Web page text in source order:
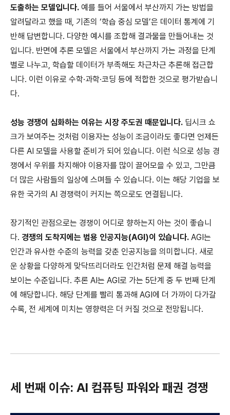
도출하는 모델입니다. 예를 들어 서울에서 부산까지 가는 방법을
알려달라고 했을 때, 기존의 ‘학습 중심 모델’은 데이터 통계에 기
반해 답변합니다. 다양한 예시를 조합해 결과물을 만들어내는 것
입니다. 반면에 추론 모델은 서울에서 부산까지 가는 과정을 단계
별로 나누고, 학습할 데이터가 부족해도 차근차근 추론해 접근합
니다. 이런 이유로 수학·과학·코딩 등에 적합한 것으로 평가받습니
다.
성능 경쟁이 심화하는 이유는 시장 주도권 때문입니다. 딥시크 쇼
크가 보여주는 것처럼 이용자는 성능이 조금이라도 좋다면 언제든
다른 AI 모델을 사용할 준비가 되어 있습니다. 이런 식으로 성능 경
쟁에서 우위를 차지해야 이용자를 많이 끌어모을 수 있고, 그만큼
더 많은 사람들의 일상에 스며들 수 있습니다. 이는 해당 기업을 보
유한 국가의 AI 경쟁력이 커지는 쪽으로도 연결됩니다.
장기적인 관점으로는 경쟁이 어디로 향하는지 아는 것이 좋습니
다. 경쟁의 도착지에는 범용 인공지능(AGI)이 있습니다. AGI는
인간과 유사한 수준의 능력을 갖춘 인공지능을 의미합니다. 새로
운 상황을 다양하게 맞닥뜨리더라도 인간처럼 문제 해결 능력을
보이는 수준입니다. 추론 AI는 AGI로 가는 5단계 중 두 번째 단계
에 해당합니다. 해당 단계를 빨리 통과해 AGI에 더 가까이 다가갈
수록, 전 세계에 미치는 영향력은 더 커질 것으로 전망됩니다.
세 번째 이슈: AI 컴퓨팅 파워와 패권 경쟁